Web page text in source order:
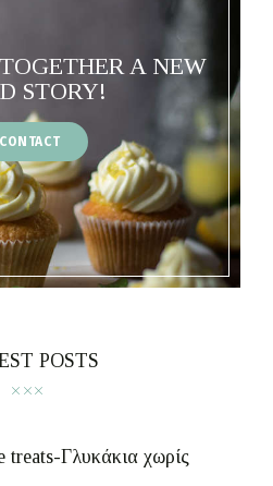
A NEW
STORY!
CONTACT
POSTS
treats-Γλυκάκια χωρίς